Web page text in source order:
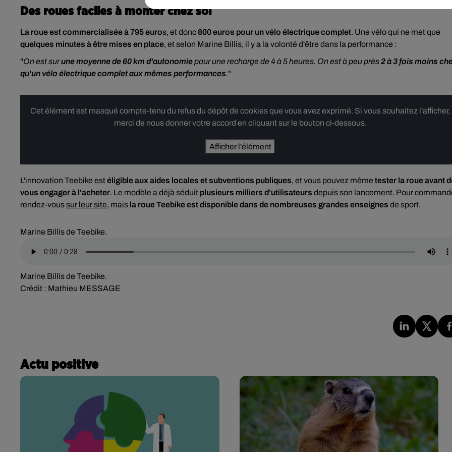
Des roues faciles à monter chez soi
La roue est commercialisée à 795 euros, et donc800 euros pour un vélo électrique complet. Une vélo qui ne met que
quelques minutes à être mises en place, et selon Marine Billis, il y a la volonté d'être dans la performance :
"Onest surune moyenne de 60 km d'autonomiepour une recharge de 4 à 5 heures. On est à peu près2 à 3 fois moins
qu'un vélo électrique complet aux mêmes performances."
Cet élément est masqué compte-tenu du refus du dépôt de cookies que vous avez exprimé. Si vous souhaitez l'afficher,
merci de nous donner votre accord en cliquant sur le bouton ci-dessous.
Afficher l'élément
L'innovation Teebike estéligible aux aides locales et subventions publiques, et vous pouvez même tester la roue avant
vous engager à l'acheter. Le modèle a déjà séduit plusieurs milliers d'utilisateurs depuis son lancement. Pour
rendez-voussur leur site, mais la roue Teebike est disponible dans de nombreuses grandes enseignes de sport.
Marine Billis de Teebike.
Marine Billis de Teebike.
Crédit : Mathieu MESSAGE
Actu positive